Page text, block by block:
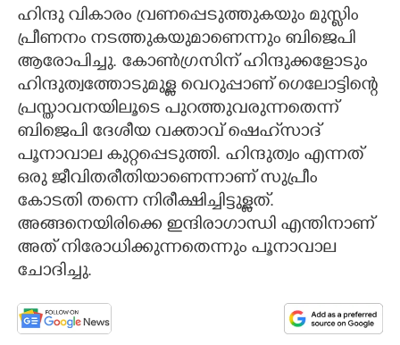
ഹിന്ദു വികാരം വ്രണപ്പെടുത്തുകയും മുസ്ലിം
പ്രീണനം നടത്തുകയുമാണെന്നും ബിജെപി
ആരോപിച്ചു. കോൺഗ്രസിന് ഹിന്ദുക്കളോടും
ഹിന്ദുത്വത്തോടുമുള്ള വെറുപ്പാണ് ഗെലോട്ടിന്റെ
പ്രസ്താവനയിലൂടെ പുറത്തുവരുന്നതെന്ന്
ബിജെപി ദേശീയ വക്താവ് ഷെഹ്‌സാദ്
പൂനാവാല കുറ്റപ്പെടുത്തി. ഹിന്ദുത്വം എന്നത്
ഒരു ജീവിതരീതിയാണെന്നാണ് സുപ്രീം
കോടതി തന്നെ നിരീക്ഷിച്ചിട്ടുള്ളത്.
അങ്ങനെയിരിക്കെ ഇന്ദിരാഗാന്ധി എന്തിനാണ്
അത് നിരോധിക്കുന്നതെന്നും പൂനാവാല
ചോദിച്ചു.